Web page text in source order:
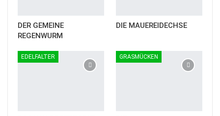
DER GEMEINE
REGENWURM
DIE MAUEREIDECHSE
EDELFALTER GRASMÜCKEN